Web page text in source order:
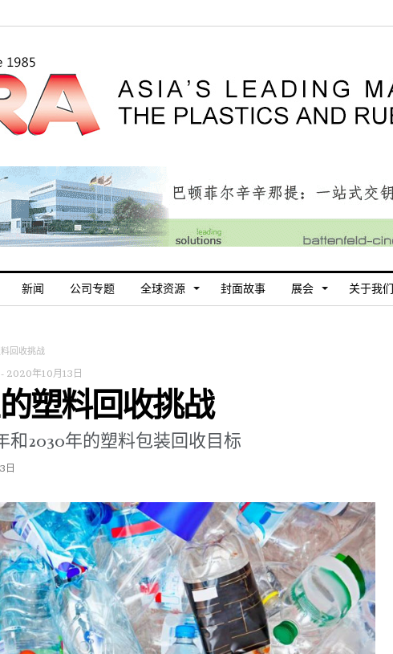
新闻 公司专题 全球资源 封面故事 展会 关于我们
回收挑战
- 2020年10月13日
塑料回收挑战
和2030年的塑料包装回收目标
日